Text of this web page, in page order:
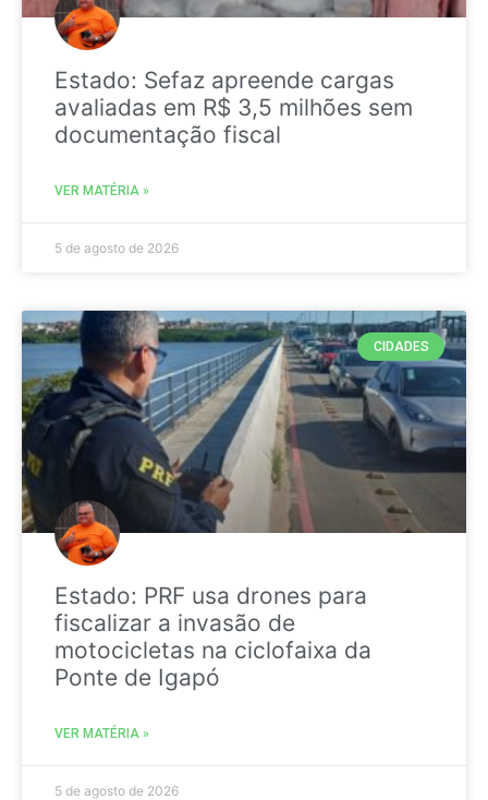
Estado: Sefaz apreende cargas
avaliadas em R$ 3,5 milhões sem
documentação fiscal
VER MATÉRIA »
5 de agosto de 2026
CIDADES
Estado: PRF usa drones para
fiscalizar a invasão de
motocicletas na ciclofaixa da
Ponte de Igapó
VER MATÉRIA »
5 de agosto de 2026